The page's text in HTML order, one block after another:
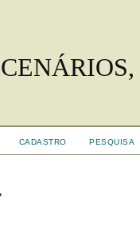
CADASTRO PESQUISA